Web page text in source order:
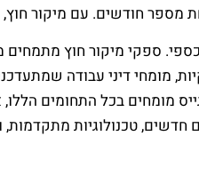
ספקי מיקור חוץ
מומחי דיני עבודה
מומחים בכל התחומים
חדשים, טכנולוגיות